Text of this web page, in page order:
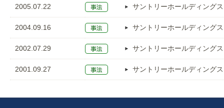
2005.07.22 サントリーホールディングス
2004.09.16 サントリーホールディングス
2002.07.29 サントリーホールディングス
2001.09.27 サントリーホールディングス